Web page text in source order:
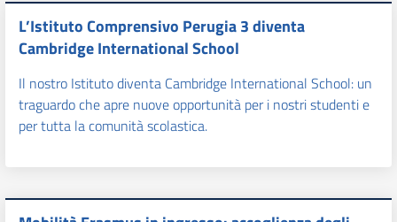
L’Istituto Comprensivo Perugia 3 diventa
Cambridge International School
Il nostro Istituto diventa Cambridge International School: un
traguardo che apre nuove opportunità per i nostri studenti e
per tutta la comunità scolastica.